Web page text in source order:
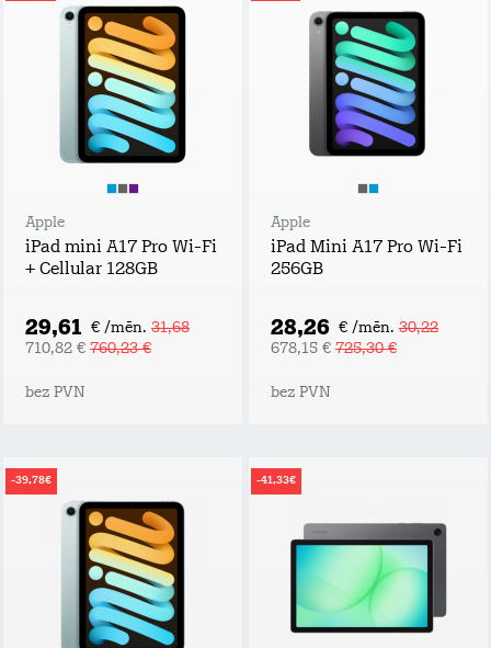
Apple
iPad mini A17 Pro Wi-Fi
+ Cellular 128GB
29,61 € /mēn. 31,68
710,82 € 760,23 €
bez PVN
Apple
iPad Mini A17 Pro Wi-Fi
256GB
28,26 € /mēn. 30,22
678,15 € 725,30 €
bez PVN
-39,78€ -41,33€